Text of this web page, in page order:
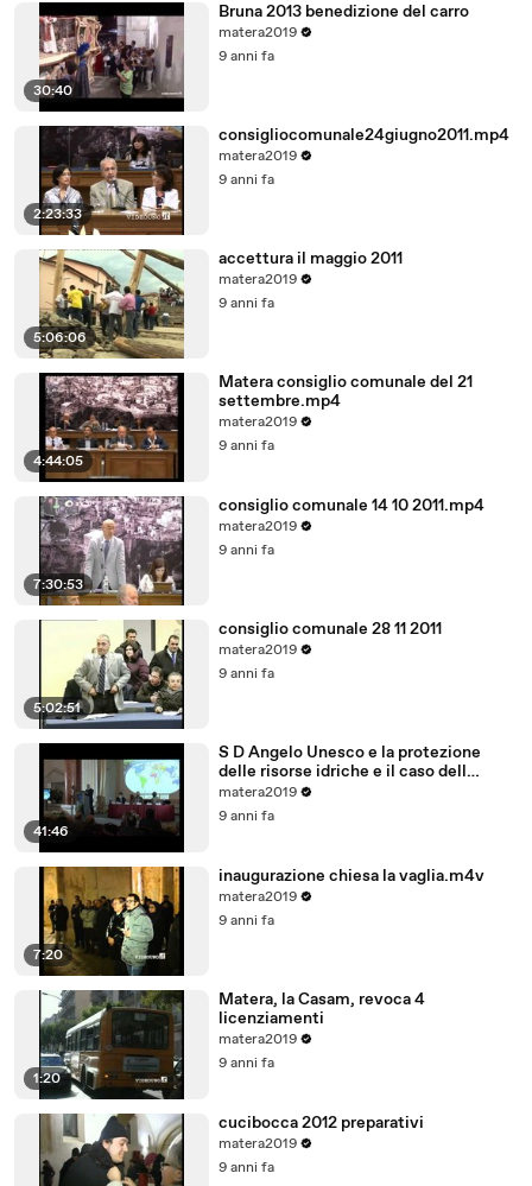
30:40
Bruna 2013 benedizione del carro
matera2019
9 anni fa
2:23:33
consigliocomunale24giugno2011.mp4
matera2019
9 anni fa
5:06:06
accettura il maggio 2011
matera2019
9 anni fa
4:44:05
Matera consiglio comunale del 21
settembre.mp4
matera2019
9 anni fa
7:30:53
consiglio comunale 14 10 2011.mp4
matera2019
9 anni fa
5:02:51
consiglio comunale 28 11 2011
matera2019
9 anni fa
41:46
S D Angelo Unesco e la protezione
delle risorse idriche e il caso dell
acquifero Toledo in Brasile
matera2019
9 anni fa
7:20
inaugurazione chiesa la vaglia.m4v
matera2019
9 anni fa
1:20
Matera, la Casam, revoca 4
licenziamenti
matera2019
9 anni fa
cucibocca 2012 preparativi
matera2019
9 anni fa